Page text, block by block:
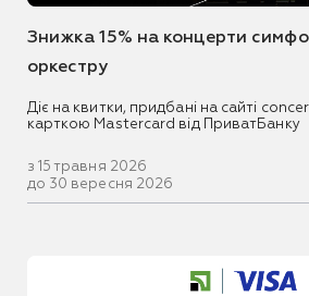
Знижка 15% на концерти
оркестру
Діє на квитки, придбані на сайті
карткою Mastercard від ПриватБанку
з 15 травня 2026
до 30 вересня 2026